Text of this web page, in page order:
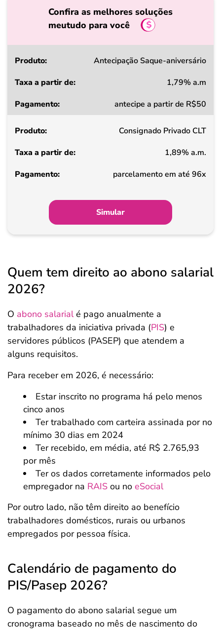
Confira as melhores soluções
meutudo para você
Produto
a
de
Pagamento
Antecipação Saque-aniversário
1,79% a.m
antecipe a partir de R$50
Consignado Privado CLT
1,89% a.m.
parcelamento em até 96x
Simular
Quem tem direito ao abono salarial
2026?
O abono salarialé pago anualmente a
trabalhadores da iniciativa privada (PIS) e
servidores públicos (PASEP) que atendem a
alguns requisitos.
Para receber em 2026, é necessário:
Estar inscrito no programa há pelo menos
cinco anos
Ter trabalhado com carteira assinada por no
mínimo 30 dias em 2024
Ter recebido, em média, até R$ 2.765,93
por mês
Ter os dados corretamente informados pelo
empregador na RAIS ou no eSocial
Por outro lado, não têm direito ao benefício
trabalhadores domésticos, rurais ou urbanos
empregados por pessoa física.
Calendário de pagamento do
PIS/Pasep 2026?
O pagamento do abono salarial segue um
cronograma baseado no mês de nascimento do